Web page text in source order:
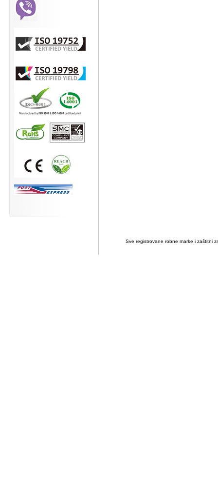
Sve registrovane robne marke i zaštitni